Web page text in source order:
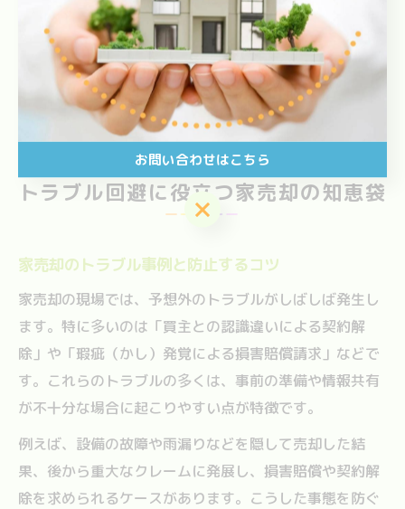
ですが、家族で支え合いながら一歩ずつ進めることで、
納得のいく結果につながります。不明点やトラブルが発
生した場合は、地域密着型の専門家に早めに相談し、安
心して手続きを進めましょう。
トラブル回避に役立つ家売却の知恵袋
家売却のトラブル事例と防止するコツ
家売却の現場では、予想外のトラブルがしばしば発生し
ます。特に多いのは「買主との認識違いによる契約解
除」や「瑕疵（かし）発覚による損害賠償請求」などで
す。これらのトラブルの多くは、事前の準備や情報共有
が不十分な場合に起こりやすい点が特徴です。
例えば、設備の故障や雨漏りなどを隠して売却した結
果、後から重大なクレームに発展し、損害賠償や契約解
除を求められるケースがあります。こうした事態を防ぐ
お問い合わせはこちら
お問い合わせはこちら